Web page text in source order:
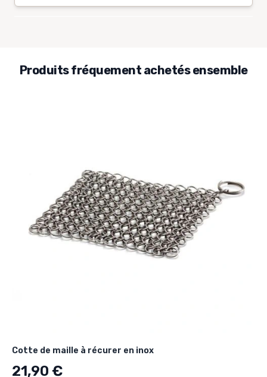
Produits fréquement achetés ensemble
Cotte de maille à récurer en inox
21,90 €